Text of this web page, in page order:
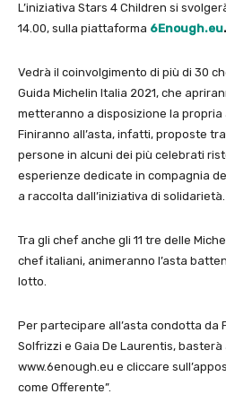
L’iniziativa Stars 4 Children si
14.00, sulla piattaforma 6Enough.eu.
Vedrà il coinvolgimento di più di 30
Guida Michelin Italia 2021, che
metteranno a disposizione la
Finiranno all’asta, infatti, proposte
persone in alcuni dei più celebrati
esperienze dedicate in compagnia
a raccolta dall’iniziativa di solidarietà.
Tra gli chef anche gli 11 tre delle
chef italiani, animeranno l’asta
lotto.
Per partecipare all’asta condotta da
Solfrizzi e Gaia De Laurentis,
www.6enough.eu e cliccare
come Offerente”.